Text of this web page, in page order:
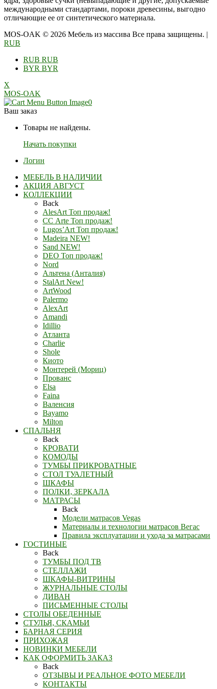
международными стандартами, пороки древесины, выгодно
отличающие ее от синтетического материала.
MOS-OAK © 2026 Мебель из массива Все права защищены. |
RUB
RUB RUB
BYR BYR
X
MOS-OAK
0
Ваш заказ
Товары не найдены.
Начать покупки
Логин
МЕБЕЛЬ В НАЛИЧИИ
АКЦИЯ АВГУСТ
КОЛЛЕКЦИИ
Back
AlesArt Топ продаж!
СС Arte Топ продаж!
Lugos’Art Топ продаж!
Madeira NEW!
Sand NEW!
DEO Топ продаж!
Nord
Альтена (Анталия)
StalArt New!
ArtWood
Palermo
AlexArt
Amandi
Idillio
Атланта
Charlie
Shole
Киото
Монтерей (Мориц)
Прованс
Elsa
Faina
Валенсия
Bayamo
Milton
СПАЛЬНЯ
Back
КРОВАТИ
КОМОДЫ
ТУМБЫ ПРИКРОВАТНЫЕ
СТОЛ ТУАЛЕТНЫЙ
ШКАФЫ
ПОЛКИ, ЗЕРКАЛА
МАТРАСЫ
Back
Модели матрасов Vegas
Материалы и технологии матрасов Вегас
Правила эксплуатации и ухода за матрасами
ГОСТИНЫЕ
Back
ТУМБЫ ПОД ТВ
СТЕЛЛАЖИ
ШКАФЫ-ВИТРИНЫ
ЖУРНАЛЬНЫЕ СТОЛЫ
ДИВАН
ПИСЬМЕННЫЕ СТОЛЫ
СТОЛЫ ОБЕДЕННЫЕ
СТУЛЬЯ, СКАМЬИ
БАРНАЯ СЕРИЯ
ПРИХОЖАЯ
НОВИНКИ МЕБЕЛИ
КАК ОФОРМИТЬ ЗАКАЗ
Back
ОТЗЫВЫ И РЕАЛЬНОЕ ФОТО МЕБЕЛИ
КОНТАКТЫ